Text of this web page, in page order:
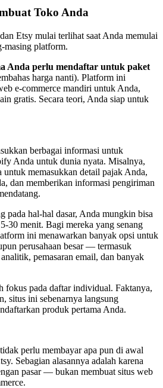
Toko Anda
Etsy mulai terlihat saat Anda memulai
masing platform.
Anda perlu mendaftar untuk paket
harga nanti). Platform ini
e-commerce mandiri untuk Anda,
gratis. Secara teori, Anda siap untuk
berbagai informasi untuk
Anda untuk dunia nyata. Misalnya,
memasukkan detail pajak Anda,
dan memberikan informasi pengiriman
pada hal-hal dasar, Anda mungkin bisa
30 menit. Bagi mereka yang senang
ini menawarkan banyak opsi untuk
perusahaan besar — termasuk
pemasaran email, dan banyak
fokus pada daftar individual. Faktanya,
situs ini sebenarnya langsung
produk pertama Anda.
perlu membayar apa pun di awal
Sebagian alasannya adalah karena
pasar — bukan membuat situs web